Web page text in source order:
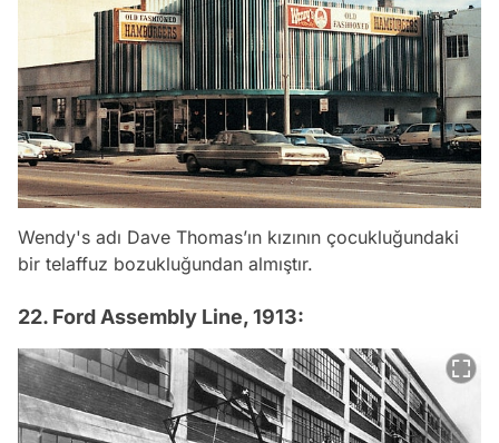
Wendy's adı Dave Thomas’ın kızının çocukluğundaki
bir telaffuz bozukluğundan almıştır.
22. Ford Assembly Line, 1913: